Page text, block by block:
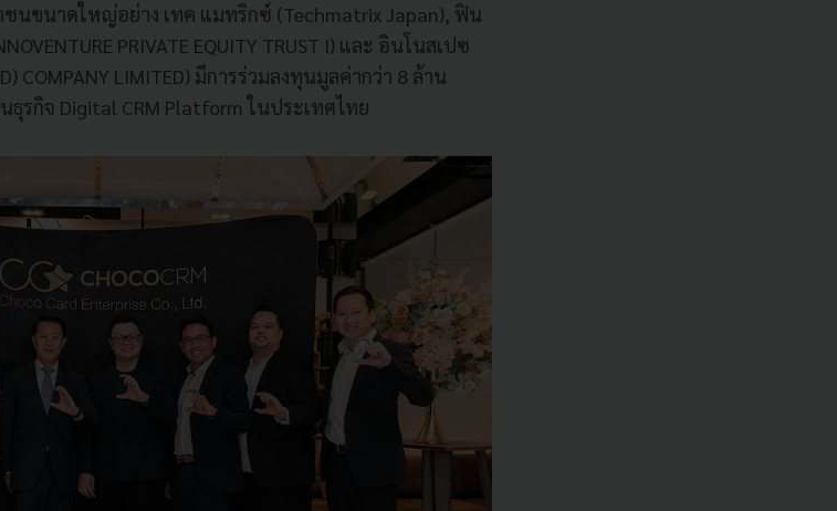
นขนาดใหญ่อย่าง เทค แมทริกซ์ (Techmatrix Japan), ฟิน
PRIVATE EQUITY TRUST I) และ อินโนสเปซ
COMPANY LIMITED) มีการร่วมลงทุนมูลค่ากว่า 8 ล้าน
ธุรกิจ Digital CRM Platform ในประเทศไทย